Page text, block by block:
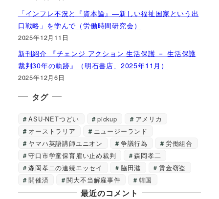
「インフレ不況と『資本論』―新しい福祉国家という出
口戦略」を学んで（労働時間研究会）
2025年12月11日
新刊紹介 『チェンジ アクション 生活保護 － 生活保護
裁判30年の軌跡』（明石書店、2025年11月）
2025年12月6日
タグ
ASU-NETつどい pickup
アメリカ
オーストラリア
ニュージーランド
ヤマハ英語講師ユニオン
争議行為
労働組合
守口市学童保育雇い止め裁判
森岡孝二
森岡孝二の連続エッセイ
脇田滋
賃金窃盗
開催済
関大不当解雇事件 韓国
最近のコメント